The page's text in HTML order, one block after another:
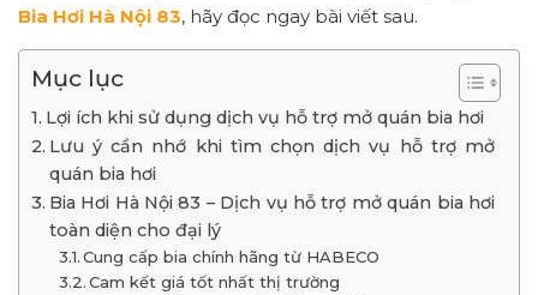
Bia Hơi Hà Nội 83, hãy đọc ngay bài viết sau.
Mục lục
Lợi ích khi sử dụng dịch vụ hỗ trợ mở quán bia hơi
Lưu ý cần nhớ khi tìm chọn dịch vụ hỗ trợ mở
quán bia hơi
Bia Hơi Hà Nội 83 – Dịch vụ hỗ trợ mở quán bia hơi
toàn diện cho đại lý
Cung cấp bia chính hãng từ HABECO
Cam kết giá tốt nhất thị trường